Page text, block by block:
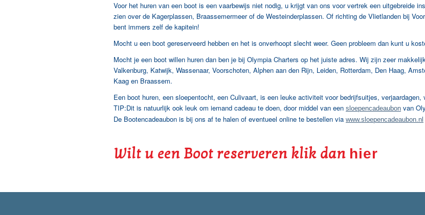
Voor het huren van een boot is een vaarbewijs niet nodig, u krijgt van ons voor vertrek een uitgebreide
zien over de Kagerplassen, Braassemermeer of de Westeinderplassen. Of richting de Vlietlanden bij
bent immers zelf de kapitein!
Mocht u een boot gereserveerd hebben en het is onverhoopt slecht weer. Geen probleem dan kunt u
Mocht je een boot willen huren dan ben je bij Olympia Charters op het juiste adres. Wij zijn zeer
Valkenburg, Katwijk, Wassenaar, Voorschoten, Alphen aan den Rijn, Leiden, Rotterdam, Den Haag,
Kaag en Braassem.
Een boot huren, een sloepentocht, een Culivaart, is een leuke activiteit voor bedrijfsuitjes,
TIP:Dit is natuurlijk ook leuk om iemand cadeau te doen, door middel van een sloepencadeaubon van
De Bootencadeaubon is bij ons af te halen of eventueel online te bestellen via www.sloepencadeaubon.nl
Wilt u een Boot reserveren klik dan hier